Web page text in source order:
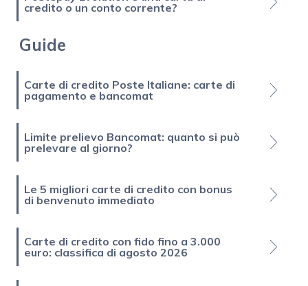
credito o un conto corrente?
Guide
Carte di credito Poste Italiane: carte di
pagamento e bancomat
Limite prelievo Bancomat: quanto si può
prelevare al giorno?
Le 5 migliori carte di credito con bonus
di benvenuto immediato
Carte di credito con fido fino a 3.000
euro: classifica di agosto 2026